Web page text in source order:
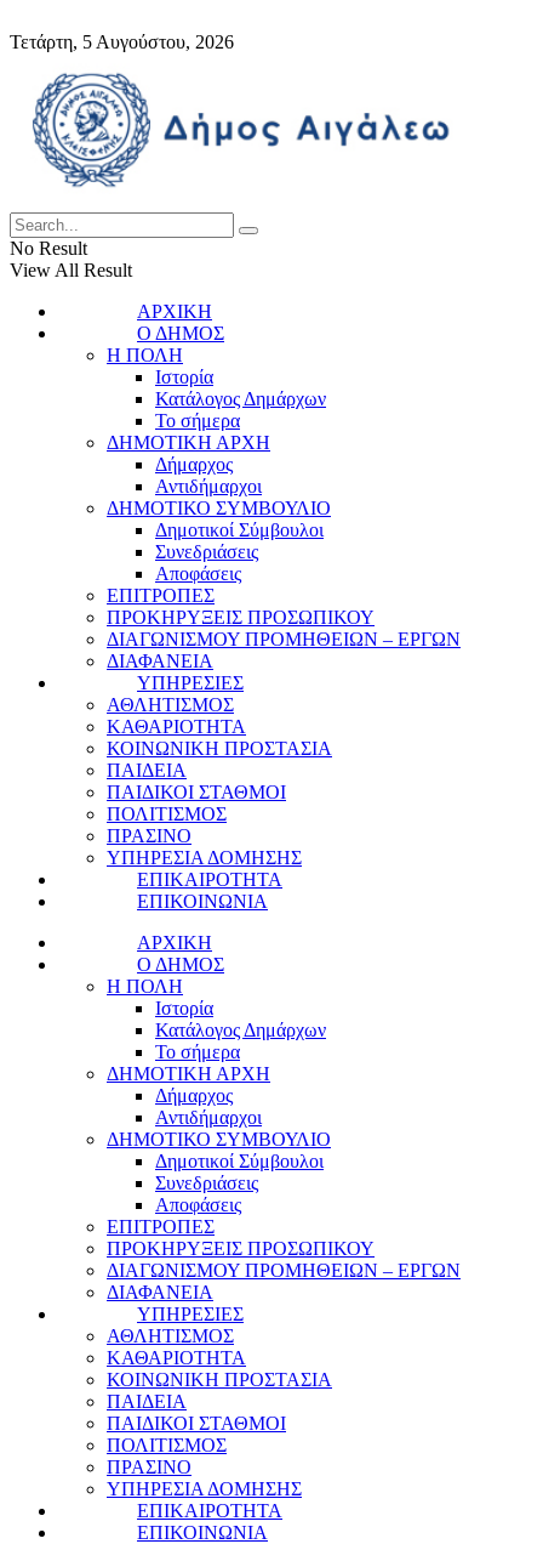
Τετάρτη, 5 Αυγούστου, 2026
No Result
View All Result
ΑΡΧΙΚΗ
Ο ΔΗΜΟΣ
Η ΠΟΛΗ
Ιστορία
Κατάλογος Δημάρχων
Το σήμερα
ΔΗΜΟΤΙΚΗ ΑΡΧΗ
Δήμαρχος
Αντιδήμαρχοι
ΔΗΜΟΤΙΚΟ ΣΥΜΒΟΥΛΙΟ
Δημοτικοί Σύμβουλοι
Συνεδριάσεις
Αποφάσεις
ΕΠΙΤΡΟΠΕΣ
ΠΡΟΚΗΡΥΞΕΙΣ ΠΡΟΣΩΠΙΚΟΥ
ΔΙΑΓΩΝΙΣΜΟΥ ΠΡΟΜΗΘΕΙΩΝ – ΕΡΓΩΝ
ΔΙΑΦΑΝΕΙΑ
ΥΠΗΡΕΣΙΕΣ
ΑΘΛΗΤΙΣΜΟΣ
ΚΑΘΑΡΙΟΤΗΤΑ
ΚΟΙΝΩΝΙΚΗ ΠΡΟΣΤΑΣΙΑ
ΠΑΙΔΕΙΑ
ΠΑΙΔΙΚΟΙ ΣΤΑΘΜΟΙ
ΠΟΛΙΤΙΣΜΟΣ
ΠΡΑΣΙΝΟ
ΥΠΗΡΕΣΙΑ ΔΟΜΗΣΗΣ
ΕΠΙΚΑΙΡΟΤΗΤΑ
ΕΠΙΚΟΙΝΩΝΙΑ
ΑΡΧΙΚΗ
Ο ΔΗΜΟΣ
Η ΠΟΛΗ
Ιστορία
Κατάλογος Δημάρχων
Το σήμερα
ΔΗΜΟΤΙΚΗ ΑΡΧΗ
Δήμαρχος
Αντιδήμαρχοι
ΔΗΜΟΤΙΚΟ ΣΥΜΒΟΥΛΙΟ
Δημοτικοί Σύμβουλοι
Συνεδριάσεις
Αποφάσεις
ΕΠΙΤΡΟΠΕΣ
ΠΡΟΚΗΡΥΞΕΙΣ ΠΡΟΣΩΠΙΚΟΥ
ΔΙΑΓΩΝΙΣΜΟΥ ΠΡΟΜΗΘΕΙΩΝ – ΕΡΓΩΝ
ΔΙΑΦΑΝΕΙΑ
ΥΠΗΡΕΣΙΕΣ
ΑΘΛΗΤΙΣΜΟΣ
ΚΑΘΑΡΙΟΤΗΤΑ
ΚΟΙΝΩΝΙΚΗ ΠΡΟΣΤΑΣΙΑ
ΠΑΙΔΕΙΑ
ΠΑΙΔΙΚΟΙ ΣΤΑΘΜΟΙ
ΠΟΛΙΤΙΣΜΟΣ
ΠΡΑΣΙΝΟ
ΥΠΗΡΕΣΙΑ ΔΟΜΗΣΗΣ
ΕΠΙΚΑΙΡΟΤΗΤΑ
ΕΠΙΚΟΙΝΩΝΙΑ